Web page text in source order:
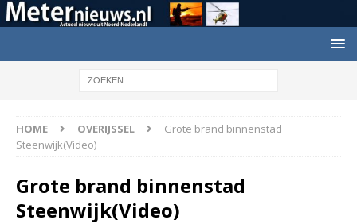
HOME OVERIJSSEL
Grote brand binnenstad
Steenwijk(Video)
Grote brand binnenstad
Steenwijk(Video)